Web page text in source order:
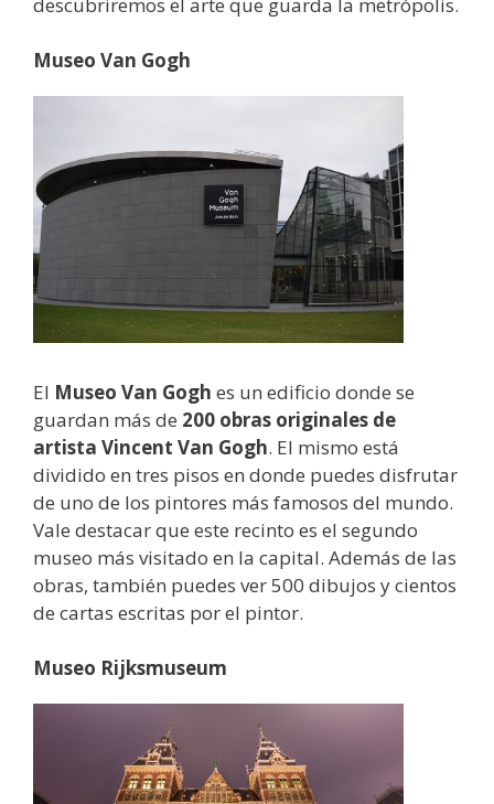
Museo Van Gogh
El Museo Van Gogh es un edificio donde se
guardan más de 200 obras originales de
artista Vincent Van Gogh. El mismo está
dividido en tres pisos en donde puedes disfrutar
de uno de los pintores más famosos del mundo.
Vale destacar que este recinto es el segundo
museo más visitado en la capital. Además de las
obras, también puedes ver 500 dibujos y cientos
de cartas escritas por el pintor.
Museo Rijksmuseum